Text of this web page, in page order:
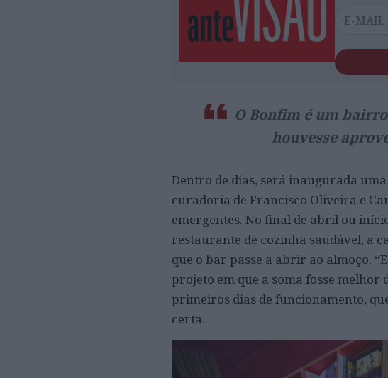
O Bonfim é um
houvesse
Dentro de dias, será inaugurada
curadoria de Francisco Oliveira e
emergentes. No final de abril ou
restaurante de cozinha saudável, a
que o bar passe a abrir ao almoço.
projeto em que a soma fosse melhor
primeiros dias de funcionamento,
certa.